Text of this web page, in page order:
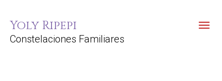
Yoly Ripepi
Constelaciones Familiares